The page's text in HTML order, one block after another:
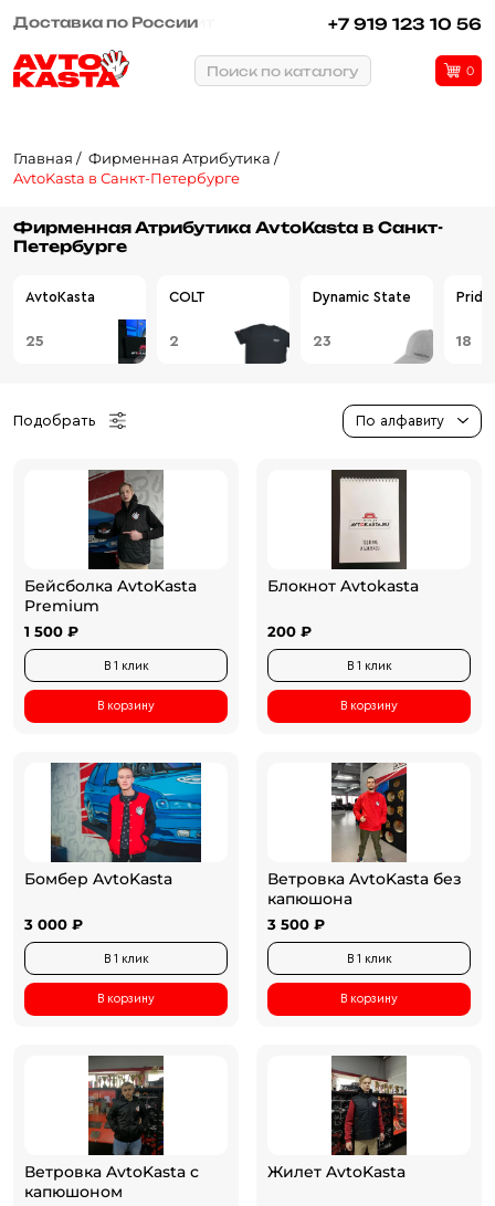
Рассрочка или кредит +7 919 123 10 56
Поиск по каталогу 0
Главная
Фирменная Атрибутика
AvtoKasta в Санкт-Петербурге
Фирменная Атрибутика AvtoKasta в Санкт-
Петербурге
AvtoKasta
25
COLT
2
Dynamic State
23
Pride
18
Подобрать По алфавиту
Бейсболка AvtoKasta
Premium
1 500 ₽
В 1 клик
В корзину
Блокнот Avtokasta
200 ₽
В 1 клик
В корзину
Бомбер AvtoKasta
3 000 ₽
В 1 клик
В корзину
Ветровка AvtoKasta без
капюшона
3 500 ₽
В 1 клик
В корзину
Ветровка AvtoKasta с
капюшоном
Жилет AvtoKasta